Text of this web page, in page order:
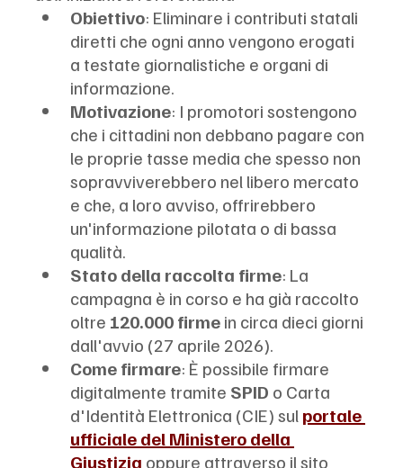
Obiettivo: Eliminare i contributi statali
diretti che ogni anno vengono erogati
a testate giornalistiche e organi di
informazione.
Motivazione: I promotori sostengono
che i cittadini non debbano pagare con
le proprie tasse media che spesso non
sopravviverebbero nel libero mercato
e che, a loro avviso, offrirebbero
un'informazione pilotata o di bassa
qualità.
Stato della raccolta firme: La
campagna è in corso e ha già raccolto
oltre 120.000 firme in circa dieci giorni
dall'avvio (27 aprile 2026).
Come firmare: È possibile firmare
digitalmente tramite SPID o Carta
d'Identità Elettronica (CIE) sul portale
ufficiale del Ministero della
Giustizia oppure attraverso il sito